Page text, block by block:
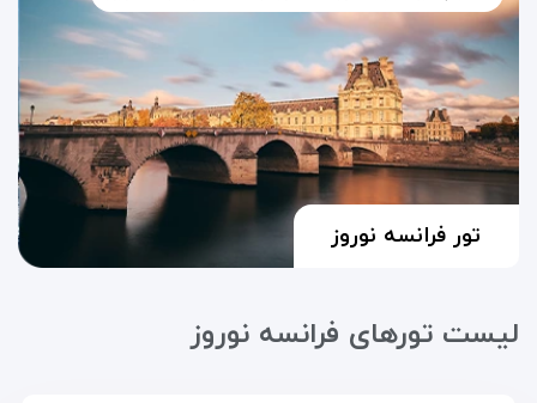
تور فرانسه نوروز
لیست تورهای فرانسه نوروز